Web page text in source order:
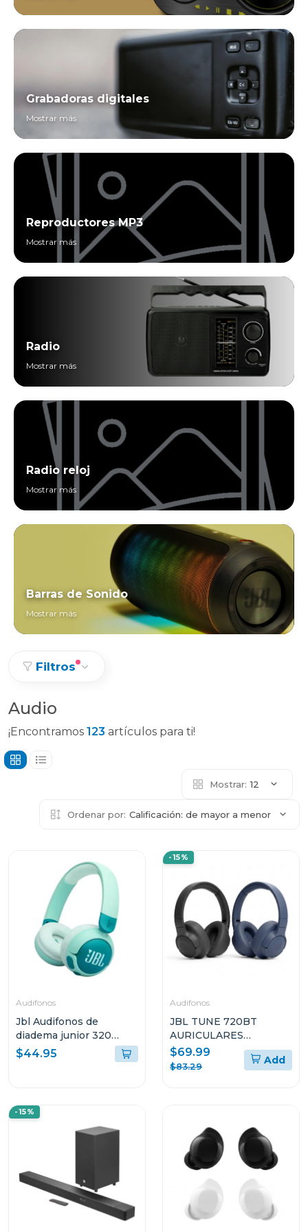
Grabadoras digitales
Mostrar más
Reproductores MP3
Mostrar más
Radio
Mostrar más
Radio reloj
Mostrar más
Barras de Sonido
Mostrar más
Filtros
Audio
¡Encontramos 123 artículos para ti!
Mostrar: 12
Ordenar por: Calificación: de mayor a menor
Audifonos
Jbl Audifonos de
diadema junior 320
inalámbricos bt verde
grnam
$44.95
-15%
Audifonos
JBL TUNE 720BT
AURICULARES
CIRCUMAURALES
INALÁMBRICOS
$69.99
$83.29
Add
-15%